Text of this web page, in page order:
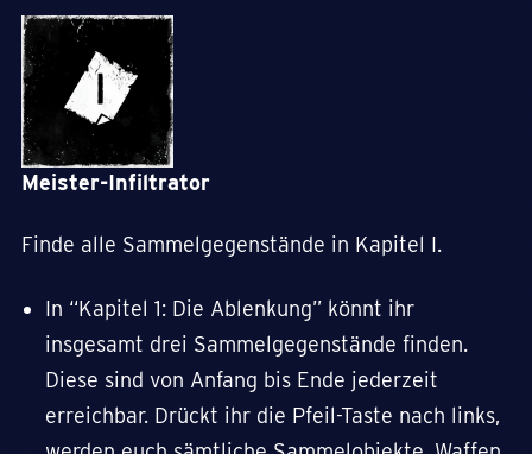
Meister-Infiltrator
Finde alle Sammelgegenstände in Kapitel I.
In “Kapitel 1: Die Ablenkung” könnt ihr
insgesamt drei Sammelgegenstände finden.
Diese sind von Anfang bis Ende jederzeit
erreichbar. Drückt ihr die Pfeil-Taste nach links,